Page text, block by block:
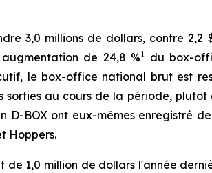
3,0 millions de dollars, contre 2,2
de 24,8 %1 du box-
le box-office national brut est
au cours de la période,
D-BOX ont eux-mêmes enregistré
Hoppers.
1,0 million de dollars l'année